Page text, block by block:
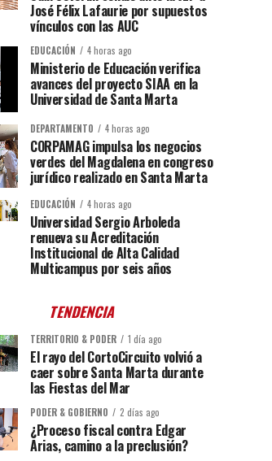
José Félix Lafaurie por supuestos
vínculos con las AUC
EDUCACIÓN 4 horas ago
Ministerio de Educación verifica
avances del proyecto SIAA en la
Universidad de Santa Marta
DEPARTAMENTO 4 horas ago
CORPAMAG impulsa los negocios
verdes del Magdalena en congreso
jurídico realizado en Santa Marta
EDUCACIÓN 4 horas ago
Universidad Sergio Arboleda
renueva su Acreditación
Institucional de Alta Calidad
Multicampus por seis años
TENDENCIA
TERRITORIO & PODER 1 día ago
El rayo del CortoCircuito volvió a
caer sobre Santa Marta durante
las Fiestas del Mar
PODER & GOBIERNO 2 días ago
¿Proceso fiscal contra Edgar
Arias, camino a la preclusión?